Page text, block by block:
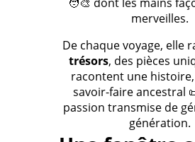
merveilles.
De chaque voyage, elle
trésors, des pièces
racontent une
savoir-faire ancestral
passion transmise de
génération.